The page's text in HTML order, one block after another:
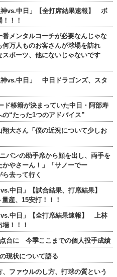
vs.中日」【全打席結果速報】 ボ
！！
メンタルコーチが必要なんじゃな
万人ものお客さんが球場を訪れ
ポーツ、他にないじゃないです
vs.中日」 中日ドラゴンズ、スタ
移籍が決まっていた中日・阿部寿
“たった1つのアドバイス”
大さん「僕の近況について少しお
バンの助手席から顔を出し、両手を
やさーん！」「サノーでー
去って行く
中日」【試合結果、打席結果】
産、15安打！！！
中日」【全打席結果速報】 上林
！！！
台に 今季ここまでの個人投手成績
現状について語る
ファウルのし方、打球の質という